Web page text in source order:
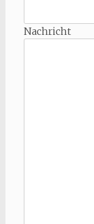
Nachricht